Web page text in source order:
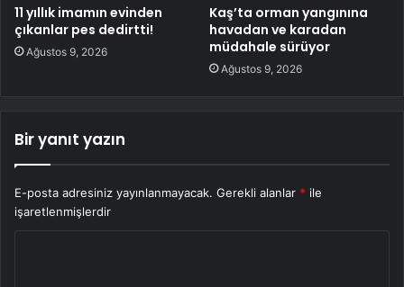
11 yıllık imamın evinden
çıkanlar pes dedirtti!
Ağustos 9, 2026
Kaş’ta orman yangınına
havadan ve karadan
müdahale sürüyor
Ağustos 9, 2026
Bir yanıt yazın
E-posta adresiniz yayınlanmayacak. Gerekli alanlar * ile
işaretlenmişlerdir